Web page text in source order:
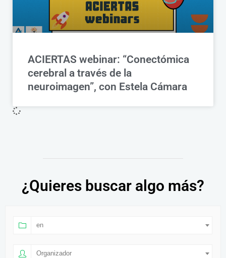
ACIERTAS webinar: “Conectómica
cerebral a través de la
neuroimagen”, con Estela Cámara
¿Quieres buscar algo más?
en
Organizador